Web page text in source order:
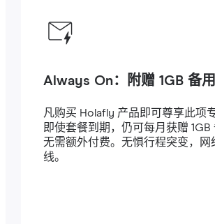
Always On：附赠 1GB 备
凡购买 Holafly 产品即可尊享此项
即使套餐到期，仍可每月获赠 1GB
无需额外付费。无惧行程突变，网
线。